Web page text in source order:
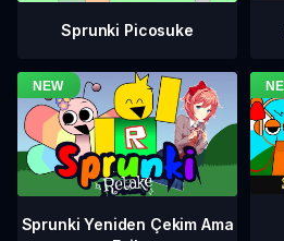
Sprunki Picosuke
Sprunki Yeniden Çekim Ama